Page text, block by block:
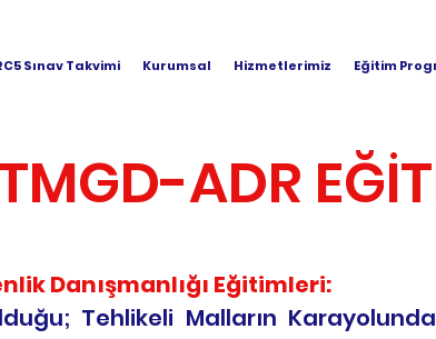
Sınav Takvimi Kurumsal Hizmetlerimiz Eğitim
ADR
Danışmanlığı Eğitimleri:
Tehlikeli Malların Karayolunda